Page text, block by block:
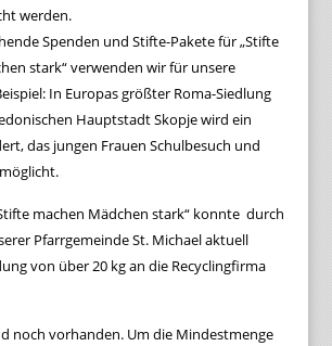
werden.
Spenden und Stifte-Pakete für „Stifte
stark“ verwenden wir für unsere
In Europas größter Roma-Siedlung
Hauptstadt Skopje wird ein
das jungen Frauen Schulbesuch und
machen Mädchen stark“ konnte durch
Pfarrgemeinde St. Michael aktuell
von über 20 kg an die Recyclingfirma
noch vorhanden. Um die Mindestmenge